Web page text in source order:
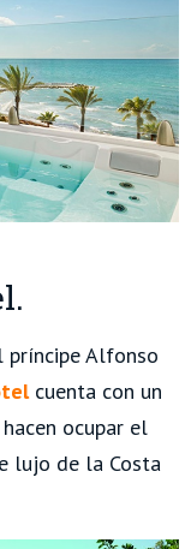
príncipe Alfonso
cuenta con un
ocupar el
lujo de la Costa